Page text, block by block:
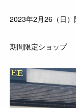
2023年2月26（日
期間限定ショップ